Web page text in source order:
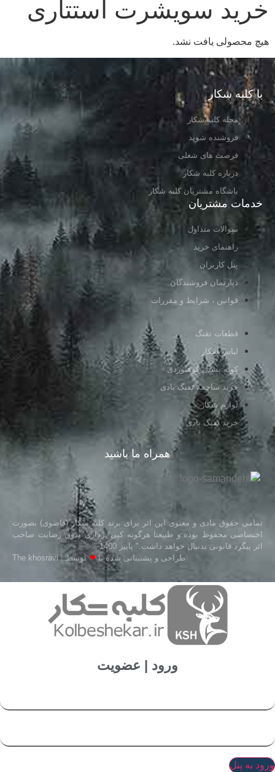
خرید سویشرت استتاری
هیچ محصولی یافت نشد.
با کلبه شکار
مجله کلبه شکار
فروشنده شوید
فرصت های شغلی
درباره کلبه شکار
باشگاه مشتریان کلبه شکار
خدمات مشتریان
سوالات متداول
راهنمای خرید
پنل کاربران
دپارتمان فروشندگان
قوانین ، شرایط و مقررات
قطعات تفنگ
لباس شکار
کوله پشتی کوهنوردی
خرید ساچمه تفنگ بادی
لوازم شکار
خرید تفنگ بادی
همراه ما باشید
تمامی حقوق مادی و معنوی این اثر برای برند کلبه شکار (قاضوی) بصورت
اختصاصی محفوظ بوده و طبیعتا هرگونه کپی برداری بدون رضایت صاحب
اثر پیگرد قانونی بدنبال خواهد داشت." پاییز 1400 "
طراحی و پشتیبانی شده با❤توسط : The khosravi
ورود | عضویت
ورود به پنل